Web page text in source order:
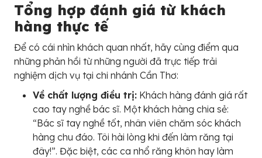
Tổng hợp đánh giá từ khách
hàng thực tế
Để có cái nhìn khách quan nhất, hãy cùng điểm qua
những phản hồi từ những người đã trực tiếp trải
nghiệm dịch vụ tại chi nhánh Cần Thơ:
Về chất lượng điều trị: Khách hàng đánh giá rất
cao tay nghề bác sĩ. Một khách hàng chia sẻ:
“Bác sĩ tay nghề tốt, nhân viên chăm sóc khách
hàng chu đáo. Tôi hài lòng khi đến làm răng tại
đây!”. Đặc biệt, các ca nhổ răng khôn hay làm